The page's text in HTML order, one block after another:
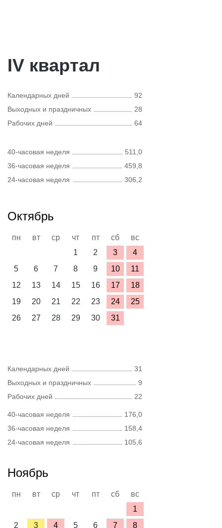
IV квартал
Календарных дней
92
Выходных и праздничных
28
Рабочих дней
64
40-часовая неделя
511,0
36-часовая неделя
459,8
24-часовая неделя
306,2
Октябрь
пн вт ср чт пт сб
вс
1
2 3
4
5
6 7 8 9 10
11
12
13 14 15 16 17
18
19
20 21 22 23 24
25
26
27 28 29 30 31
Календарных дней
31
Выходных и праздничных
9
Рабочих дней
22
40-часовая неделя
176,0
36-часовая неделя
158,4
24-часовая неделя
105,6
Ноябрь
пн вт ср чт пт сб
вс
1
2
3 4 5 6 7 8